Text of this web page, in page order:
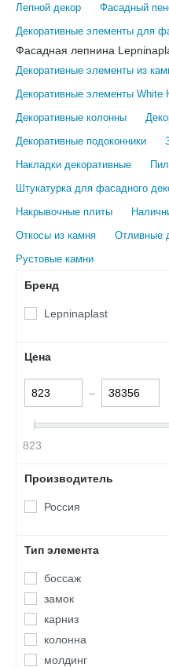
Лепной декор
Фасадный
Декоративные элементы для
Фасадная лепнина
Декоративные элементы из
Декоративные элементы White
Декоративные колонны
Декоративные подоконники
Накладки декоративные
Штукатурка для фасадного
Накрывочные плиты
Откосы из камня
Отливные
Рустовые камни
Бренд
Lepninaplast
Цена
–
823
Производитель
Россия
Тип элемента
боссаж
замок
карниз
колонна
молдинг